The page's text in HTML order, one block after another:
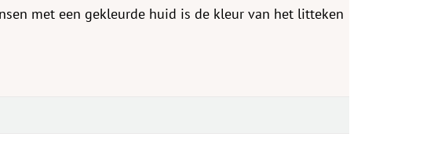
met een gekleurde huid is de kleur van het litteken